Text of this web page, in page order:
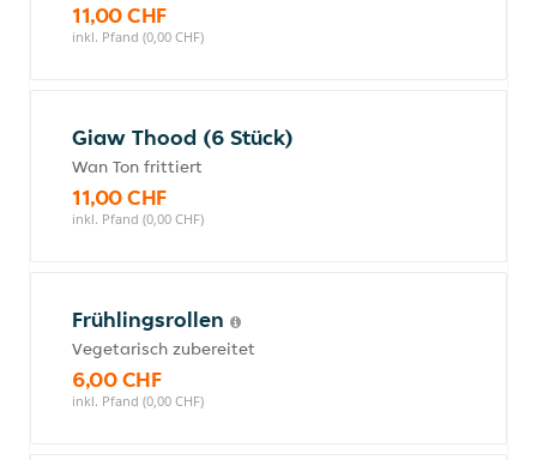
11,00 CHF
inkl. Pfand (0,00 CHF)
Giaw Thood (6 Stück)
Wan Ton frittiert
11,00 CHF
inkl. Pfand (0,00 CHF)
Frühlingsrollen
Vegetarisch zubereitet
6,00 CHF
inkl. Pfand (0,00 CHF)